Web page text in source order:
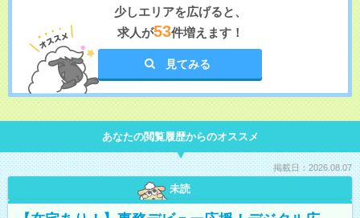
少しエリアを広げると、
求人が53件増えます！
見てみる
あなたの閲覧履歴からのオススメ
掲載日：2026.08.07
未読